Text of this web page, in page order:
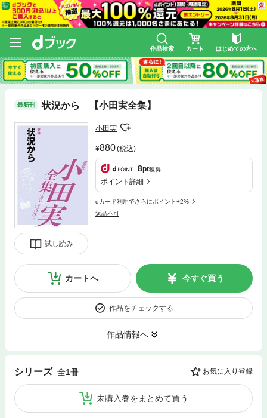
作品検索 カート はじめての方へ
最新刊 状況から 【小田実全集】
試し読み
小田実
880(税込)
8pt獲得
ポイント詳細
dカード利用でさらにポイント+2%
返品不可
カートへ 今すぐ買う
作品をチェックする
作品情報へ
シリーズ 全1冊 お気に入り登録
未購入巻をまとめて買う